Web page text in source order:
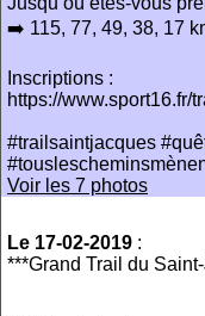
➡️ 115, 77, 49, 38, 17
Inscriptions :
https://
#trailsaintjacques
Voir les 7 photos
Le 17-02-2019 :
***Grand Trail du